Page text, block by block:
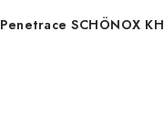
Penetrace SCHÖNOX KH